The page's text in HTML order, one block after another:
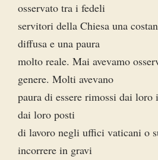
osservato tra i fedeli
servitori della Chiesa una
diffusa e una paura
molto reale. Mai avevamo
genere. Molti avevano
paura di essere rimossi dai
dai loro posti
di lavoro negli uffici vaticani o
incorrere in gravi